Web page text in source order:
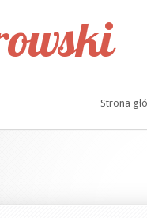
Strona